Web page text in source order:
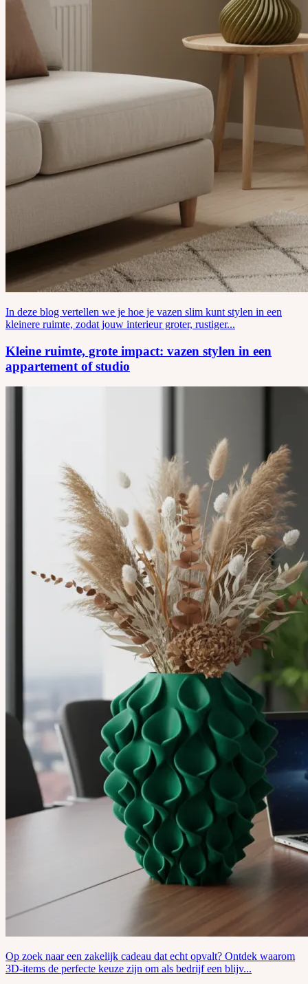
In deze blog vertellen we je hoe je vazen slim kunt stylen in een
kleinere ruimte, zodat jouw interieur groter, rustiger...
Kleine ruimte, grote impact: vazen stylen in een
appartement of studio
Op zoek naar een zakelijk cadeau dat echt opvalt? Ontdek waarom
3D-items de perfecte keuze zijn om als bedrijf een blijv...